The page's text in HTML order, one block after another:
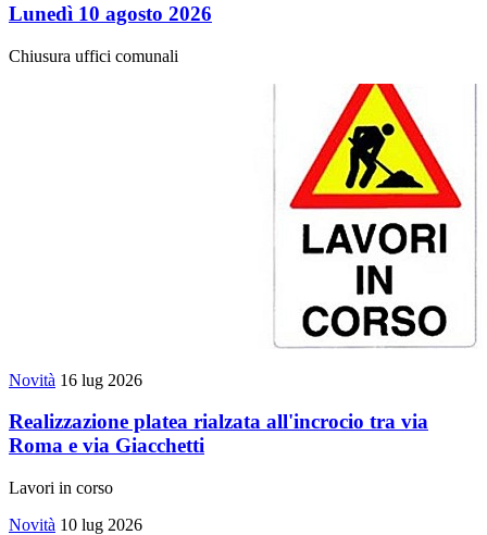
Lunedì 10 agosto 2026
Chiusura uffici comunali
Novità 16 lug 2026
Realizzazione platea rialzata all'incrocio tra via
Roma e via Giacchetti
Lavori in corso
Novità 10 lug 2026